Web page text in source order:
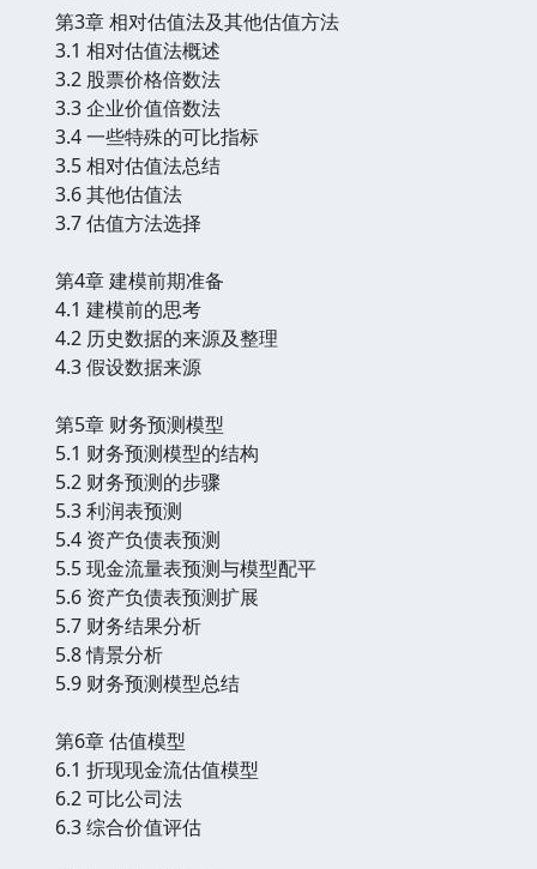
第3章 相对估值法及其他估值方法
3.1 相对估值法概述
3.2 股票价格倍数法
3.3 企业价值倍数法
3.4 一些特殊的可比指标
3.5 相对估值法总结
3.6 其他估值法
3.7 估值方法选择
第4章 建模前期准备
4.1 建模前的思考
4.2 历史数据的来源及整理
4.3 假设数据来源
第5章 财务预测模型
5.1 财务预测模型的结构
5.2 财务预测的步骤
5.3 利润表预测
5.4 资产负债表预测
5.5 现金流量表预测与模型配平
5.6 资产负债表预测扩展
5.7 财务结果分析
5.8 情景分析
5.9 财务预测模型总结
第6章 估值模型
6.1 折现现金流估值模型
6.2 可比公司法
6.3 综合价值评估